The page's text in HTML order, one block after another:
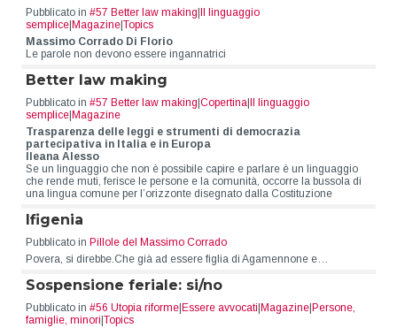
Pubblicato in #57 Better law making
Il linguaggio
semplice Magazine Topics
Massimo Corrado Di Florio
Le parole non devono essere ingannatrici
Better law making
Pubblicato in #57 Better law making Copertina
Il linguaggio
semplice Magazine
Trasparenza delle leggi e strumenti di democrazia
partecipativa in Italia e in Europa
Ileana Alesso
Se un linguaggio che non è possibile capire e parlare è un linguaggio
che rende muti, ferisce le persone e la comunità, occorre la bussola di
una lingua comune per l’orizzonte disegnato dalla Costituzione
Ifigenia
Pubblicato in Pillole del Massimo Corrado
Povera, si direbbe.Che già ad essere figlia di Agamennone e…
Sospensione feriale: si/no
Pubblicato in #56 Utopia riforme Essere avvocati Magazine Persone,
famiglie, minori Topics